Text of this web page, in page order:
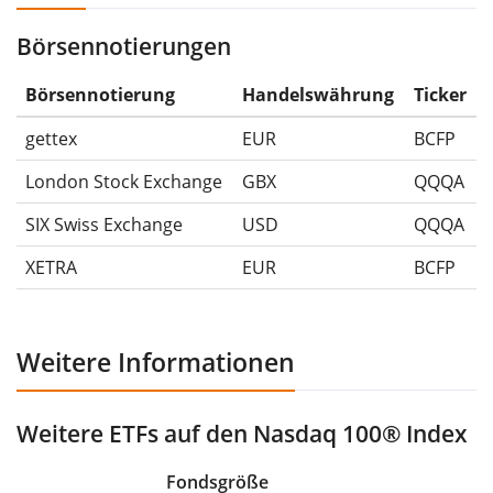
Die Wertentwicklungsangaben für ETFs beinhalten
Ausschüttungen (falls vorhanden).
Börsennotierungen
Börsennotierung Handelswährung
Ticker
gettex
EUR
BCFP
London Stock Exchange
GBX
QQQA
SIX Swiss Exchange
USD
QQQA
XETRA
EUR BCFP
Weitere Informationen
Weitere ETFs auf den Nasdaq 100® Index
Fondsgröße